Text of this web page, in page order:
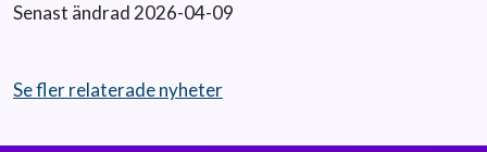
Senast ändrad 2026-04-09
Se fler relaterade nyheter